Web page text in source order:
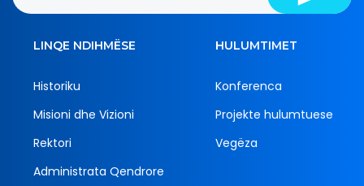
LINQE NDIHMËSE
Historiku
Misioni dhe Vizioni
Rektori
Administrata Qendrore
HULUMTIMET
Konferenca
Projekte hulumtuese
Vegëza